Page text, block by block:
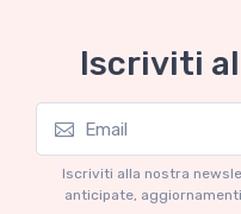
Ferrari 166 MM
Version 1953 scala
Iscriviti
Iscriviti alla nostra
anticipate,